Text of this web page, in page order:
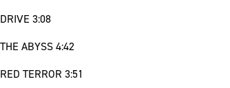
3:08
ABYSS 4:42
TERROR 3:51